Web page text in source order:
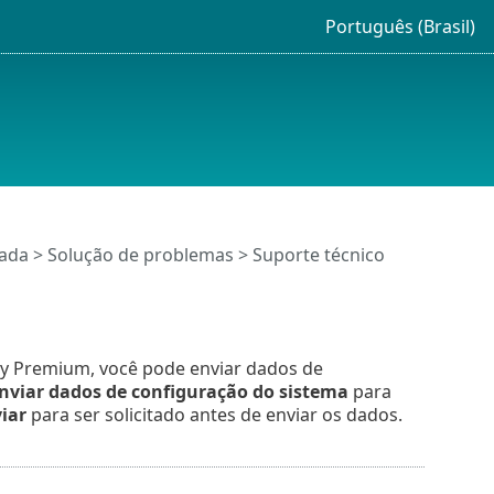
Português (Brasil)
> Solução de problemas > Suporte técnico
Premium, você pode enviar dados de
dados de configuração do sistema para
para ser solicitado antes de enviar os dados.